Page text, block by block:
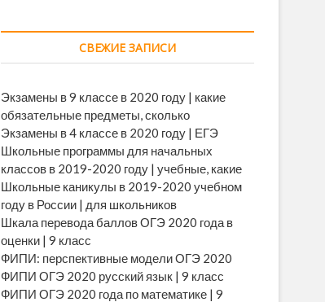
СВЕЖИЕ ЗАПИСИ
Экзамены в 9 классе в 2020 году | какие
обязательные предметы, сколько
Экзамены в 4 классе в 2020 году | ЕГЭ
Школьные программы для начальных
классов в 2019-2020 году | учебные, какие
Школьные каникулы в 2019-2020 учебном
году в России | для школьников
Шкала перевода баллов ОГЭ 2020 года в
оценки | 9 класс
ФИПИ: перспективные модели ОГЭ 2020
ФИПИ ОГЭ 2020 русский язык | 9 класс
ФИПИ ОГЭ 2020 года по математике | 9